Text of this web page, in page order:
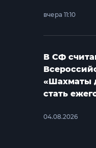
вчера 11:10
В СФ
«Шахматы
стать
04.08.2026